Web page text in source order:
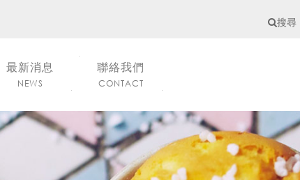
搜尋
最新消息
NEWS
聯絡我們
CONTACT